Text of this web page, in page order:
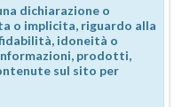
dichiarazione o
o implicita, riguardo alla
idoneità o
prodotti,
sul sito per